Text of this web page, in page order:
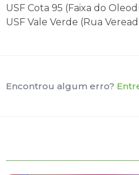
USF Cota 95 (Faixa do
USF Vale Verde (Rua
Encontrou algum erro?